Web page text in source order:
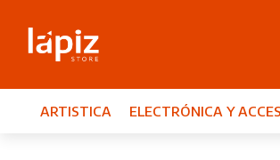
ARTISTICA ELECTRÓNICA Y